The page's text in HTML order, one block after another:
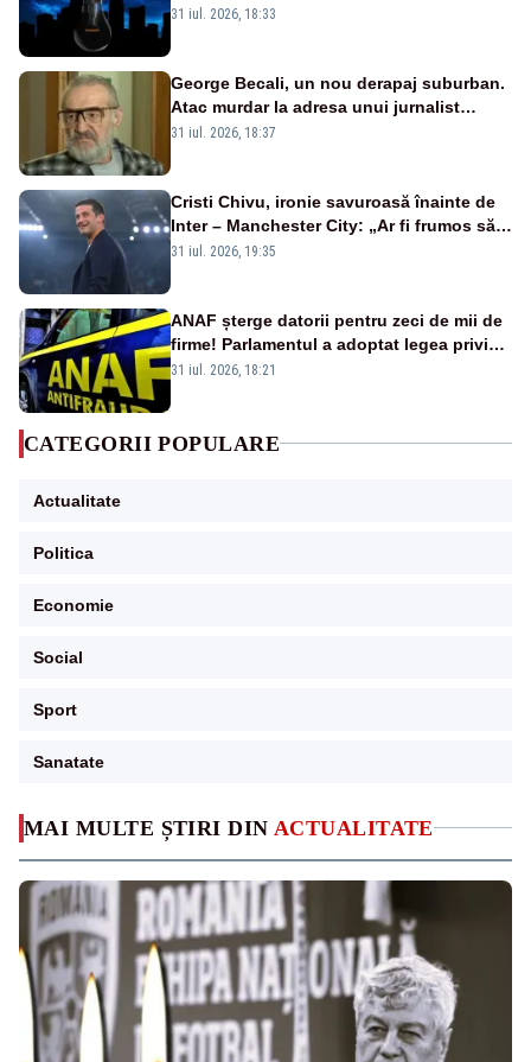
MAI MULTE ȘTIRI DIN ACTUALITATE
semafoarele, rețelele de telefonie, grav
31 iul. 2026, 18:33
George Becali, un nou derapaj suburban.
Atac murdar la adresa unui jurnalist
sportiv – AUDIO
31 iul. 2026, 18:37
Cristi Chivu, ironie savuroasă înainte de
Inter – Manchester City: „Ar fi frumos să
mai cumpărați și de la noi”
31 iul. 2026, 19:35
ANAF șterge datorii pentru zeci de mii de
firme! Parlamentul a adoptat legea privind
amnistia fiscală
31 iul. 2026, 18:21
CATEGORII POPULARE
Actualitate
Politica
Economie
Social
Sport
Sanatate